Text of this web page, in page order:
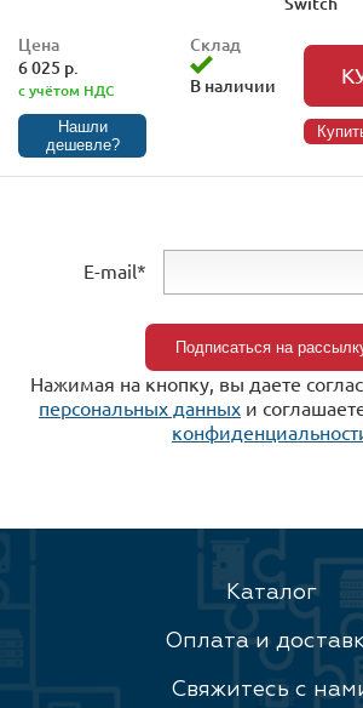
Цена
6 025 р.
с учётом НДС
Нашли
дешевле?
Склад
В наличии
E-mail*
Нажимая на кнопку, вы даете
персональных данных и
Каталог
Оплата и
Свяжитесь с